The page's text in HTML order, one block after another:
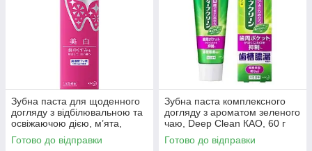
Зубна паста для щоденного
догляду з відбілювальною та
освіжаючою дією, м’ята,
Clear Clean, КАО, 100 г
Готово до відправки
Зубна паста комплексного
догляду з ароматом зеленого
чаю, Deep Clean КАО, 60 г
Готово до відправки